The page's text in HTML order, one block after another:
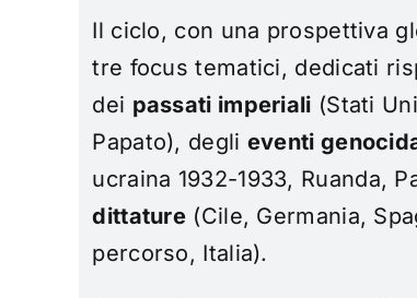
Il ciclo, con una prospettiva
tre focus tematici, dedicati
dei passati imperiali (Stati
Papato), degli eventi
ucraina 1932-1933, Ruanda,
dittature (Cile, Germania,
percorso, Italia).